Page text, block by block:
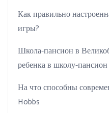
Как правильно
игры?
Школа-пансион в
ребенка в школу-пансион
На что способны
Hobbs